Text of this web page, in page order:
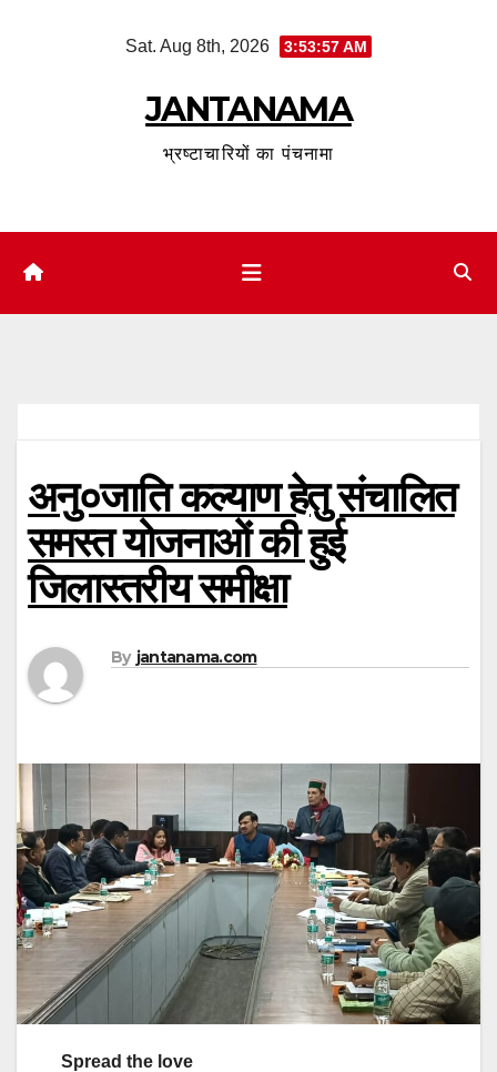
Sat. Aug 8th, 2026 3:53:58 AM
JANTANAMA
भ्रष्टाचारियों का पंचनामा
अनु०जाति कल्याण हेतु संचालित
समस्त योजनाओं की हुई
जिलास्तरीय समीक्षा
By jantanama.com
Spread the love